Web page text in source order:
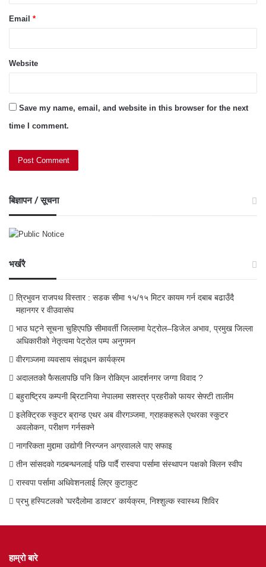
Email *
Website
Save my name, email, and website in this browser for the next
time I comment.
बिज्ञापन / सूचना
भर्खरै
त्रिभुवन राजपथ विस्तार : सडक सीमा १५/१५ मिटर कायम गर्न दबाब बढाउँदै
महानगर र वीउवासंघ
भाउ घट्ने सूचना चुहिएपछि सीमावर्ती जिल्लामा पेट्रोल–डिजेल अभाव, प्रमुख जिल्ला
अधिकारीको नेतृत्वमा पेट्रोल पम्प अनुगमन
वीरगञ्जमा व्यवसाय संवद्र्धन कार्यक्रम
अदालतको फैसलापछि पनि किन रोकिएन आदर्शनगर जग्गा विवाद ?
बहुराष्ट्रिय कम्पनी ब्रिटानिया नेपालमा सशस्त्र प्रहरीको फायर सेफ्टी तालीम
इलेक्ट्रिक स्कुटर ब्रान्ड एथर अब वीरगञ्जमा, ग्राहकहरूले एथरका स्कुटर
अवलोकन, परीक्षण गर्नसक्ने
नागरिकता मुद्दामा उद्योगी निरन्जन अग्रवालले पाए सफाइ
तीन सांसदको गठबन्धनलाई पछि पार्दै रास्वपा पर्सामा संस्थापन पक्षको क्लिन स्वीप
रास्वपा पर्सामा अधिवेशनलाई लिएर कुटाकुट
प्रभु हस्पिटलको ‘घरदैलोमा डाक्टर’ कार्यक्रम, निश्शुल्क स्वास्थ्य शिविर
हाम्रो बारे